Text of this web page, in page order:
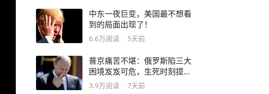
中东一夜巨变，美国最不想看
到的局面出现了！
6.6万阅读 5天前
普京痛苦不堪：俄罗斯陷三大
困境岌岌可危，生死时刻提前
到来！
3.9万阅读 7天前